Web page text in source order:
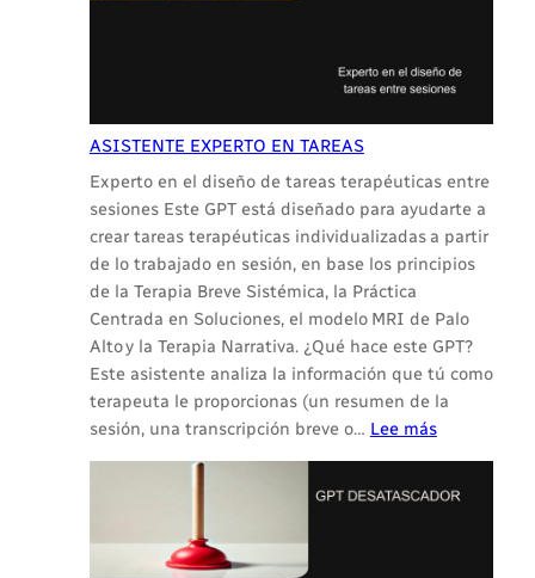
EN
ASISTENTE EXPERTO EN TAREAS
Experto en el diseño de tareas terapéuticas entre
sesiones Este GPT está diseñado para ayudarte a
crear tareas terapéuticas individualizadas a partir
de lo trabajado en sesión, en base los principios
de la Terapia Breve Sistémica, la Práctica
Centrada en Soluciones, el modelo MRI de Palo
Alto y la Terapia Narrativa. ¿Qué hace este GPT?
Este asistente analiza la información que tú como
terapeuta le proporcionas (un resumen de la
sesión, una transcripción breve o… Lee más: